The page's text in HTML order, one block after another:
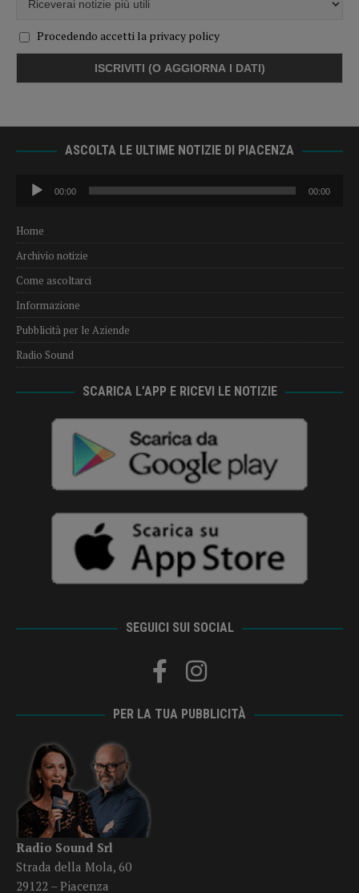
Procedendo accetti la privacy policy
ASCOLTA LE ULTIME NOTIZIE DI PIACENZA
Audio
Player
00:00 00:00
Home
Archivio notizie
Come ascoltarci
Informazione
Pubblicità per le Aziende
Radio Sound
SCARICA L’APP E RICEVI LE NOTIZIE
SEGUICI SUI SOCIAL
PER LA TUA PUBBLICITÀ
Radio Sound Srl
Strada della Mola, 60
29122 – Piacenza